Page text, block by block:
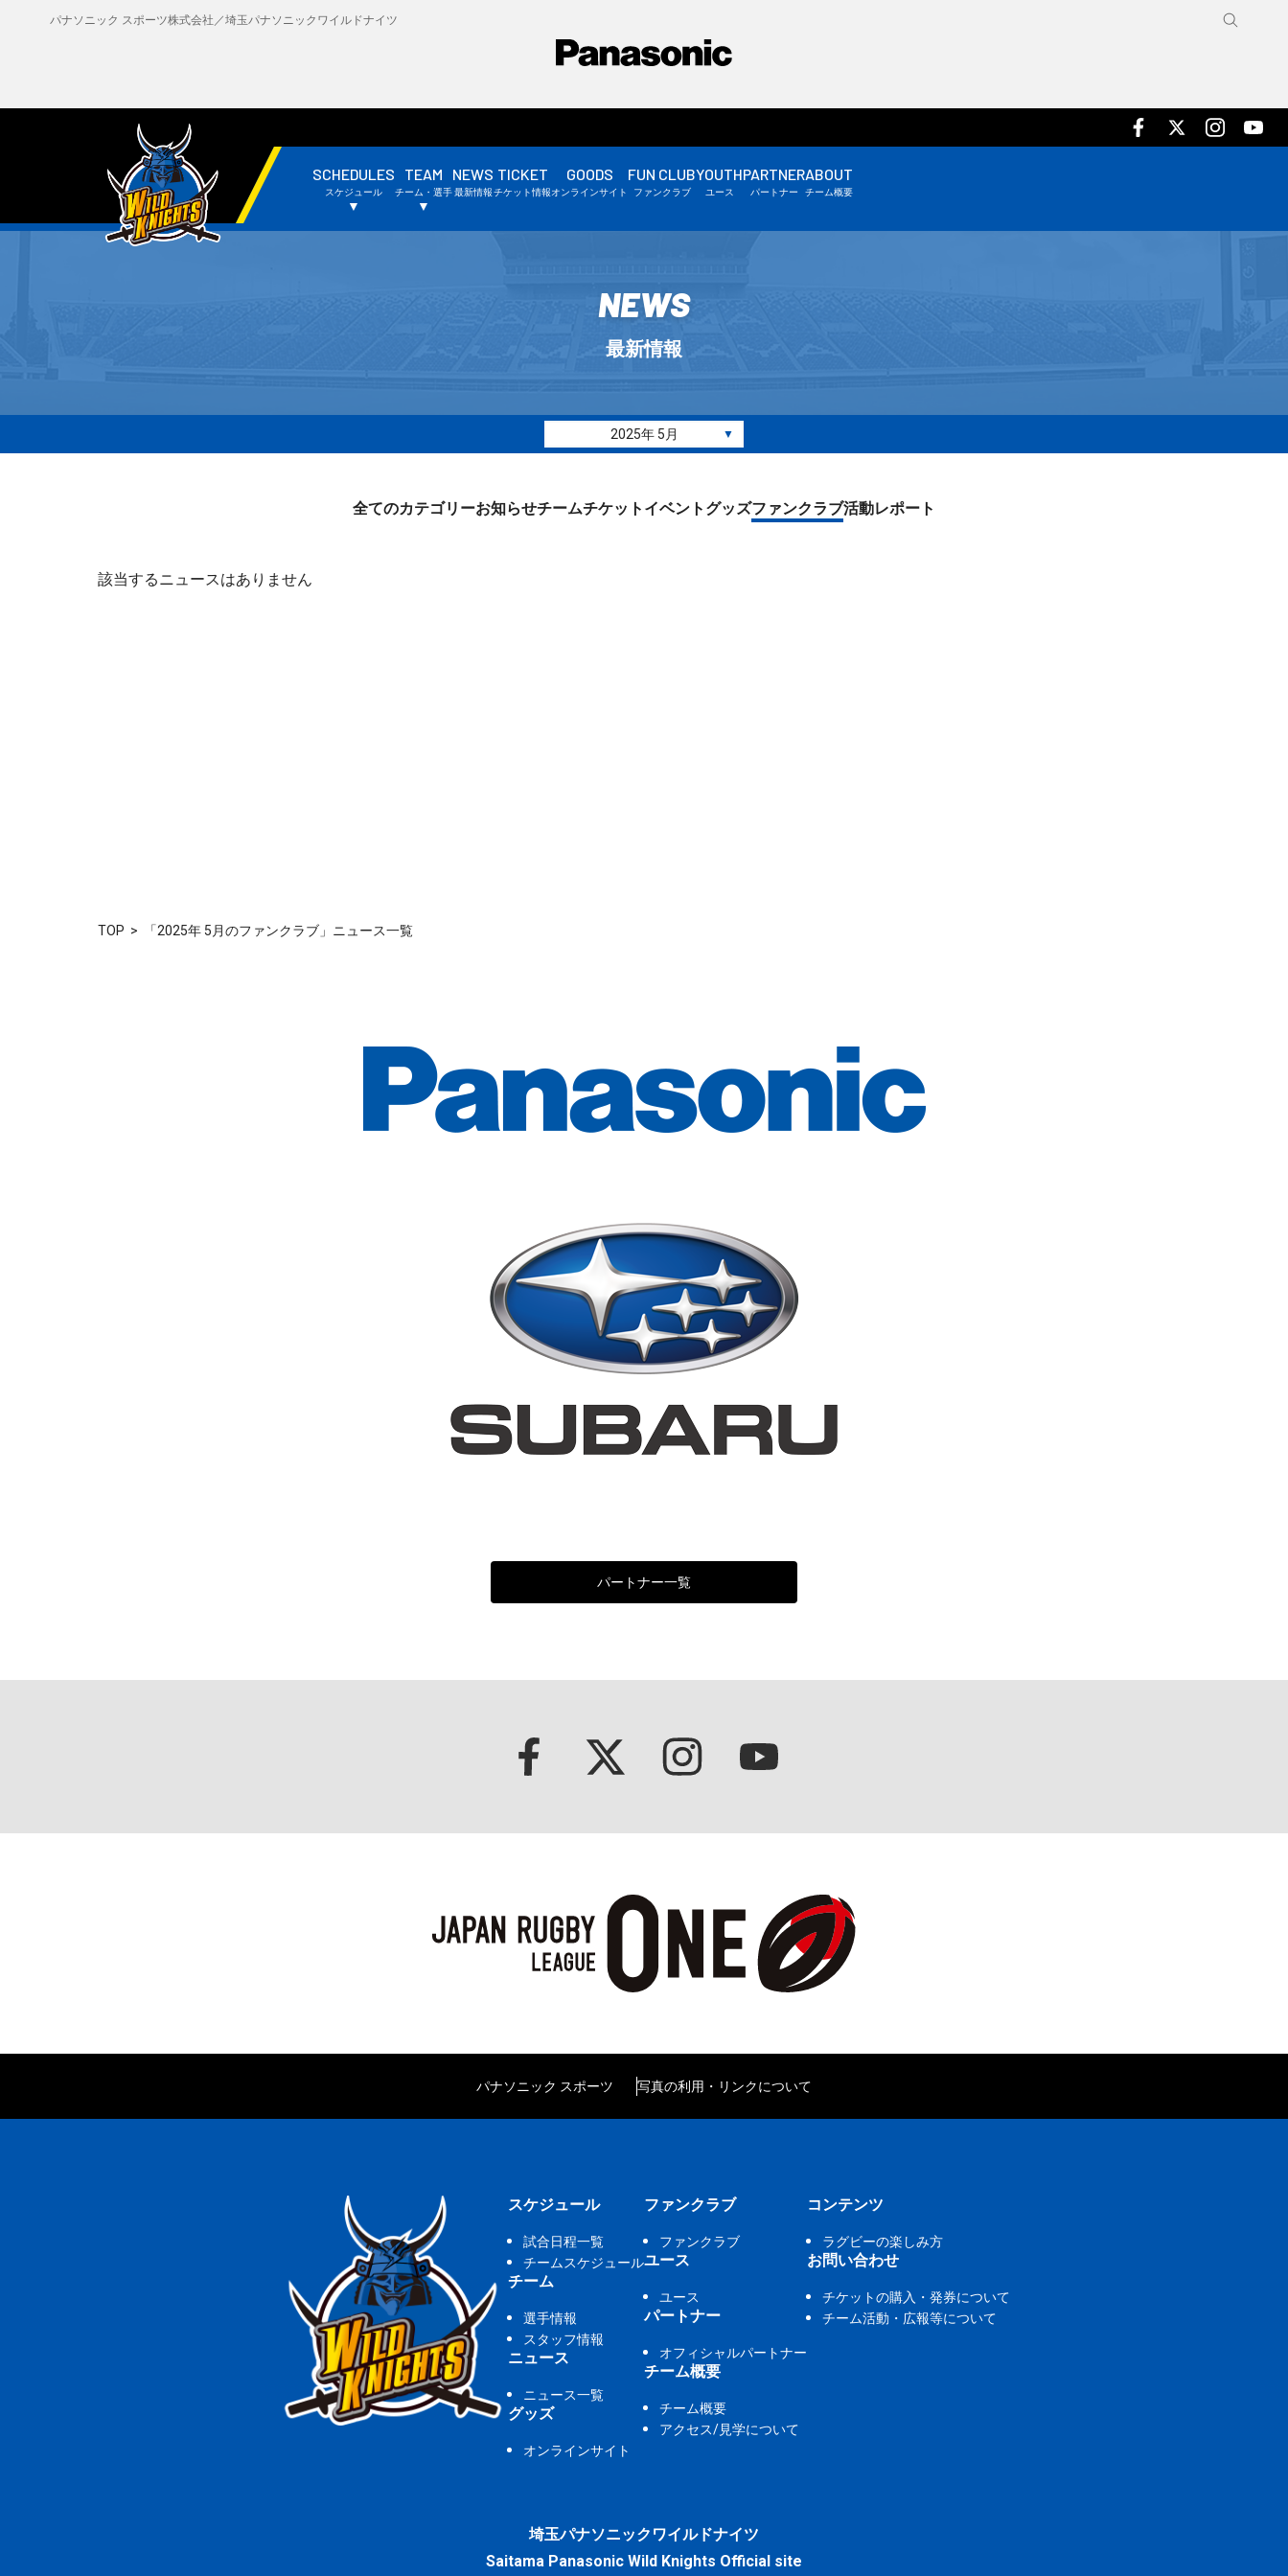
パナソニック スポーツ株式会社／埼玉パナソニックワイルドナイツ
SCHEDULES
スケジュール
▼
TEAM
チーム・選手
▼
NEWS
最新情報
TICKET
チケット情報
GOODS
オンラインサイト
FUN CLUB
ファンクラブ
YOUTH
ユース
PARTNER
パートナー
ABOUT
チーム概要
・試合日程・結果
・チームスケジュール
・選手情報
・スタッフ情報
NEWS
最新情報
2025年 5月 ▼
全てのカテゴリーお知らせチームチケット イベント グッズファンクラブ活動レポート
該当するニュースはありません
TOP 「2025年 5月のファンクラブ」ニュース一覧
パートナー一覧
パナソニック スポーツ 写真の利用・リンクについて
スケジュール
試合日程一覧
チームスケジュール
チーム
選手情報
スタッフ情報
ニュース
ニュース一覧
グッズ
オンラインサイト
ファンクラブ
ファンクラブ
ユース
ユース
パートナー
オフィシャルパートナー
チーム概要
チーム概要
アクセス/見学について
コンテンツ
ラグビーの楽しみ方
お問い合わせ
チケットの購入・発券について
チーム活動・広報等について
埼玉パナソニックワイルドナイツ
Saitama Panasonic Wild Knights Official site